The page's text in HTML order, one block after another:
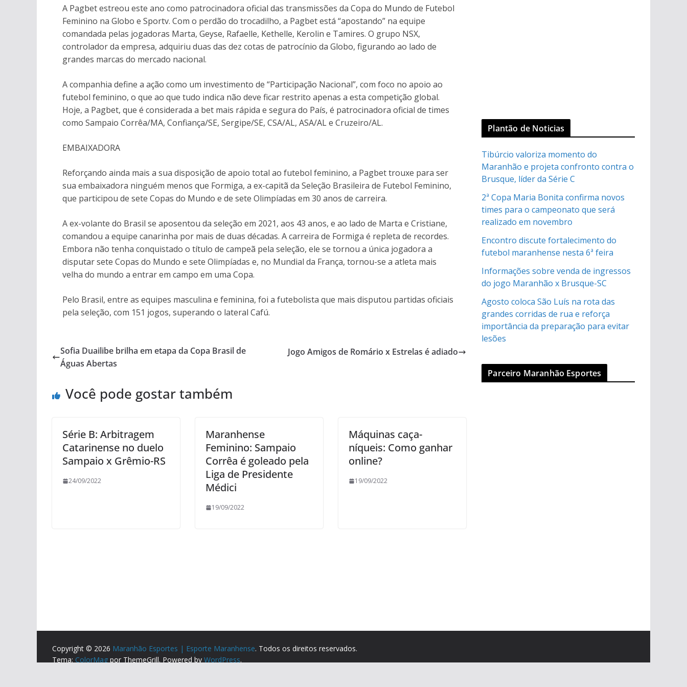
A Pagbet estreou este ano como patrocinadora oficial das transmissões da Copa do Mundo de Futebol
Feminino na Globo e Sportv. Com o perdão do trocadilho, a Pagbet está “apostando” na equipe
comandada pelas jogadoras Marta, Geyse, Rafaelle, Kethelle, Kerolin e Tamires. O grupo NSX,
controlador da empresa, adquiriu duas das dez cotas de patrocínio da Globo, figurando ao lado de
grandes marcas do mercado nacional.
A companhia define a ação como um investimento de “Participação Nacional”, com foco no apoio ao
futebol feminino, o que ao que tudo indica não deve ficar restrito apenas a esta competição global.
Hoje, a Pagbet, que é considerada a bet mais rápida e segura do País, é patrocinadora oficial de times
como Sampaio Corrêa/MA, Confiança/SE, Sergipe/SE, CSA/AL, ASA/AL e Cruzeiro/AL.
EMBAIXADORA
Reforçando ainda mais a sua disposição de apoio total ao futebol feminino, a Pagbet trouxe para ser
sua embaixadora ninguém menos que Formiga, a ex-capitã da Seleção Brasileira de Futebol Feminino,
que participou de sete Copas do Mundo e de sete Olimpíadas em 30 anos de carreira.
A ex-volante do Brasil se aposentou da seleção em 2021, aos 43 anos, e ao lado de Marta e Cristiane,
comandou a equipe canarinha por mais de duas décadas. A carreira de Formiga é repleta de recordes.
Embora não tenha conquistado o título de campeã pela seleção, ele se tornou a única jogadora a
disputar sete Copas do Mundo e sete Olimpíadas e, no Mundial da França, tornou-se a atleta mais
velha do mundo a entrar em campo em uma Copa.
Pelo Brasil, entre as equipes masculina e feminina, foi a futebolista que mais disputou partidas oficiais
pela seleção, com 151 jogos, superando o lateral Cafú.
Sofia Duailibe brilha em etapa da Copa Brasil de
Águas Abertas
Jogo Amigos de Romário x Estrelas é adiado
Você pode gostar também
Série B: Arbitragem
Catarinense no duelo
Sampaio x Grêmio-RS
24/09/2022
Maranhense
Feminino: Sampaio
Corrêa é goleado pela
Liga de Presidente
Médici
19/09/2022
Máquinas caça-
níqueis: Como ganhar
online?
19/09/2022
Plantão de Noticias
Tibúrcio valoriza momento do
Maranhão e projeta confronto contra o
Brusque, líder da Série C
2ª Copa Maria Bonita confirma novos
times para o campeonato que será
realizado em novembro
Encontro discute fortalecimento do
futebol maranhense nesta 6ª feira
Informações sobre venda de ingressos
do jogo Maranhão x Brusque-SC
Agosto coloca São Luís na rota das
grandes corridas de rua e reforça
importância da preparação para evitar
lesões
Parceiro Maranhão Esportes
Copyright © 2026 Maranhão Esportes | Esporte Maranhense. Todos os direitos reservados.
Tema: ColorMag por ThemeGrill. Powered by WordPress.